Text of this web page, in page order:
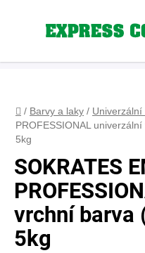
Domů
/ Barvy a laky / Univerzální
PROFESSIONAL
5kg
SOKRATES
vrchní barva
5kg